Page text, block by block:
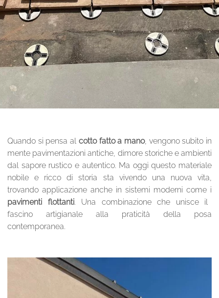
Quando si pensa al cotto fatto a mano, vengono subito in
mente pavimentazioni antiche, dimore storiche e ambienti
dal sapore rustico e autentico. Ma oggi questo materiale
nobile e ricco di storia sta vivendo una nuova vita,
trovando applicazione anche in sistemi moderni come i
pavimenti flottanti. Una combinazione che unisce il
fascino artigianale alla praticità della posa
contemporanea.